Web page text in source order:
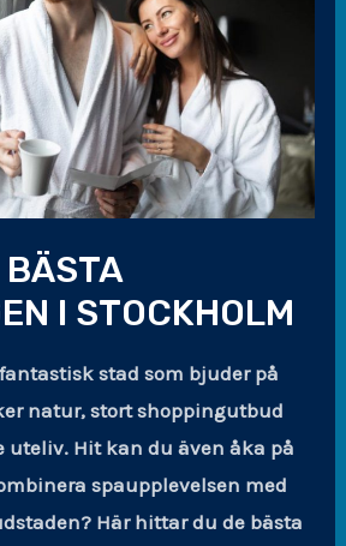
I STOCKHOLM
stad som bjuder på
natur, stort shoppingutbud
uteliv. Hit kan du även åka på
spaupplevelsen med
Här hittar du de bästa